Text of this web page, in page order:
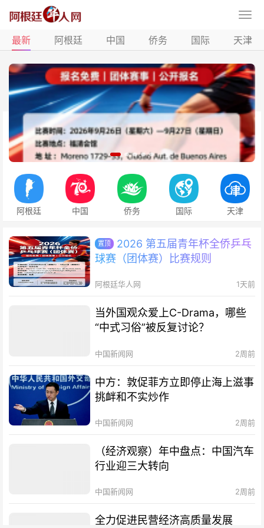
最新 阿根廷 中国 侨务 国际 天津
阿根廷 中国 侨务 国际 天津
置顶
2026 第五届青年杯全侨乒乓
球赛（团体赛）比赛规则
阿根廷华人网 1天前
当外国观众爱上C-Drama，哪些
“中式习俗”被反复讨论？
中国新闻网 2周前
中方：敦促菲方立即停止海上滋事
挑衅和不实炒作
中国新闻网 2周前
（经济观察）年中盘点：中国汽车
行业迎三大转向
中国新闻网 2周前
全力促进民营经济高质量发展